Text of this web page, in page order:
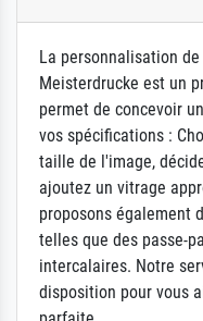
La personnalisation
Meisterdrucke est un
permet de concevoir
vos spécifications :
taille de l'image,
ajoutez un vitrage
proposons également
telles que des passe-
intercalaires. Notre
disposition pour vous